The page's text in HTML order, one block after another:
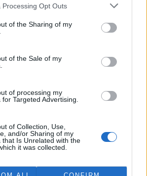
Processing Opt Outs
of the Sharing of my
of the Sale of my
of processing my
Targeted Advertising.
of Collection, Use,
and/or Sharing of my
that Is Unrelated with the
it was collected.
Islandské úřady nařídily
vyhoštění 21 aktivistů
pobřežní stráž s policií zabavily
velrybářské plavidlo. Pasažéři lodi
amerického ekologického aktivisty Paula
zadržováni v Reykjavíku. Sám Watson na
agentura AFP s odvoláním na islandskou
v Praze přijímá kvůli vedrům více
(
teplotám pracovníci pražské